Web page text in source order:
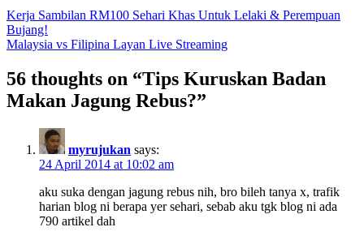
Kerja Sambilan RM100 Sehari Khas Untuk Lelaki & Perempuan
Bujang!
Malaysia vs Filipina Layan Live Streaming
56 thoughts on “Tips Kuruskan Badan
Makan Jagung Rebus?”
myrujukan says:
24 April 2014 at 10:02 am
aku suka dengan jagung rebus nih, bro bileh tanya x, trafik
harian blog ni berapa yer sehari, sebab aku tgk blog ni ada
790 artikel dah